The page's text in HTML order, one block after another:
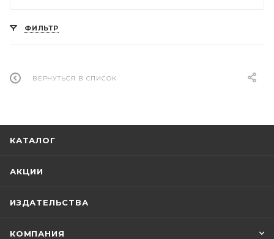
издания, среди которых можно выделить
нас», «Як створити власну країну»,
ФИЛЬТР
ВЕРНУТЬСЯ В СПИСОК
КАТАЛОГ
АКЦИИ
ИЗДАТЕЛЬСТВА
КОМПАНИЯ